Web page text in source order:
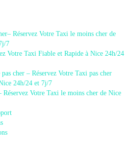
Réservez Votre Taxi le moins cher de
7
Votre Taxi Fiable et Rapide à Nice 24h/24
cher – Réservez Votre Taxi pas cher
24h/24 et 7j/7
Réservez Votre Taxi le moins cher de Nice